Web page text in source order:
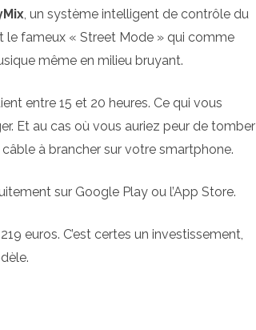
, un système intelligent de contrôle du
le fameux « Street Mode » qui comme
même en milieu bruyant.
entre 15 et 20 heures. Ce qui vous
Et au cas où vous auriez peur de tomber
à brancher sur votre smartphone.
sur Google Play ou l’App Store.
euros. C’est certes un investissement,